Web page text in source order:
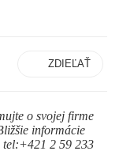
ZDIEĽAŤ
o svojej firme
informácie
tel:+421 2 59 233